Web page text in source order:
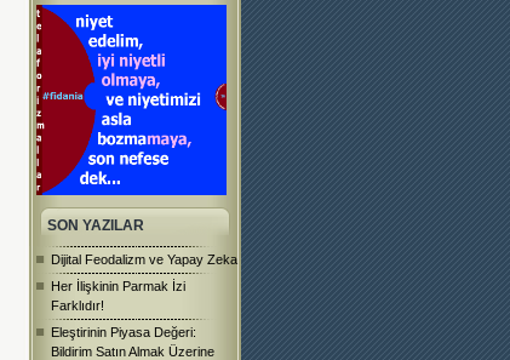
SON YAZILAR
Dijital Feodalizm ve Yapay Zeka
Her İlişkinin Parmak İzi
Farklıdır!
Eleştirinin Piyasa Değeri:
Bildirim Satın Almak Üzerine